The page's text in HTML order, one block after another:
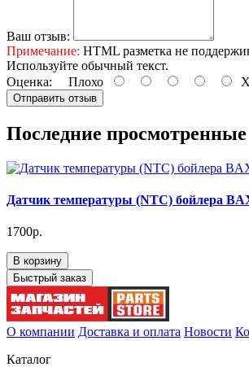
Ваш отзыв:
Примечание: HTML разметка не
Используйте обычный текст.
Оценка: Плохо
Отправить отзыв
Последние просмотренные
Датчик температуры (NTC) бойлера
1700р.
В корзину
Быстрый заказ
О компании Доставка и оплата Новости
Каталог